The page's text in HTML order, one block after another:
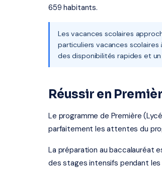
659 habitants.
Les vacances scolaires
particuliers vacances
des disponibilités rapides et
Réussir en
Le programme de Première
parfaitement les attentes du
La préparation au baccalauréat
des stages intensifs pendant